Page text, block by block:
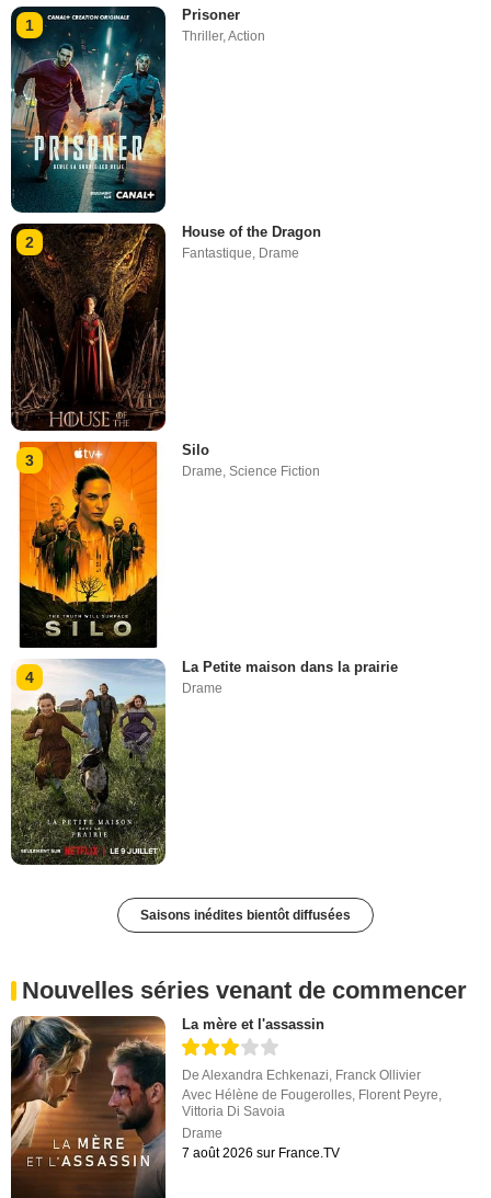
1
Prisoner
Thriller,Action
2
House of the Dragon
Fantastique, Drame
3
Silo
Drame ,Science Fiction
4
La Petite maison dans la prairie
Drame
Saisons inédites bientôt diffusées
Nouvelles séries venant de commencer
La mère et l'assassin
DeAlexandra Echkenazi, Franck Ollivier
Avec Hélène de Fougerolles, Florent Peyre,
Vittoria Di Savoia
Drame
7 août 2026 sur France.TV